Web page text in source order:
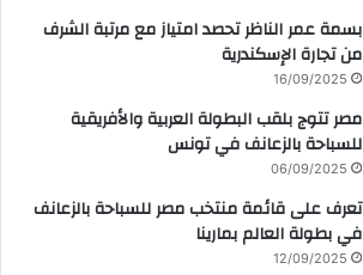
بسمة عمر الناظر تحصد امتياز مع مرتبة الشرف
من تجارة الإسكندرية
16/09/2025
مصر تتوج بلقب البطولة العربية والأفريقية
للسباحة بالزعانف في تونس
06/09/2025
تعرف على قائمة منتخب مصر للسباحة بالزعانف
في بطولة العالم بمارينا
12/09/2025